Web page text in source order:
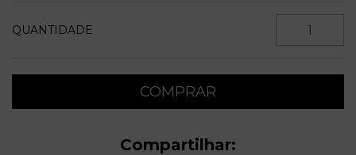
QUANTIDADE
Compartilhar: